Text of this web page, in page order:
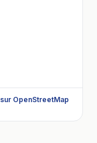
OpenStreetMap